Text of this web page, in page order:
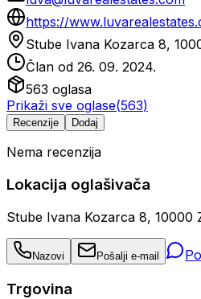
https://
Stube Ivana Kozarca 8,
Član od 26. 09. 2024.
563 oglasa
Prikaži sve oglase(563)
Recenzije Dodaj
Nema recenzija
Lokacija oglašivača
Stube Ivana Kozarca 8, 10000
Nazovi Pošalji e-mail
Trgovina